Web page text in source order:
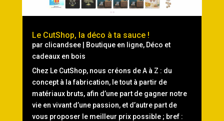
Le CutShop, la déco à ta sauce !
par clicandsee| Boutique en ligne, Déco et
cadeaux en bois
Chez Le CutShop, nous créons de A à Z : du
concept à la fabrication, le tout à partir de
matériaux bruts, afin d’une part de gagner notre
vie en vivant d’une passion, et d’autre part de
vous proposer le meilleur prix possible ; bref :